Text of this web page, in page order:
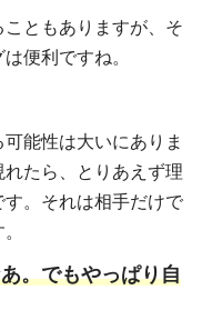
ともありますが、そ
便利ですね。
能性は大いにありま
たら、とりあえず理
。それは相手だけで
。でもやっぱり自